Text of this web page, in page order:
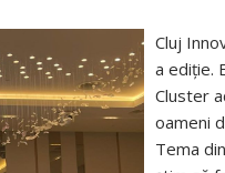
Cluj
a ediție.
Cluster
oameni
Tema